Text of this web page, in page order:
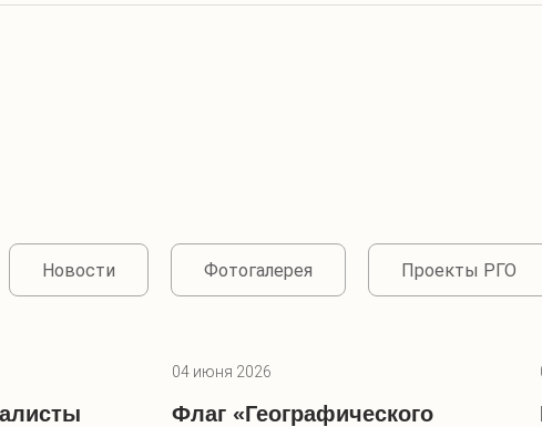
Новости Фотогалерея Проекты РГО
04 июня 2026
Флаг «Географического